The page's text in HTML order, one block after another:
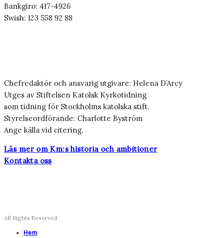
Bankgiro: 417-4926
Swish: 123 558 92 88
Chefredaktör och ansvarig utgivare: Helena D’Arcy
Utges av Stiftelsen Katolsk Kyrkotidning
som tidning för Stockholms katolska stift.
Styrelseordförande: Charlotte Byström
Ange källa vid citering.
Läs mer om Km:s historia och ambitioner
Kontakta oss
All Rights Reserved
Hem